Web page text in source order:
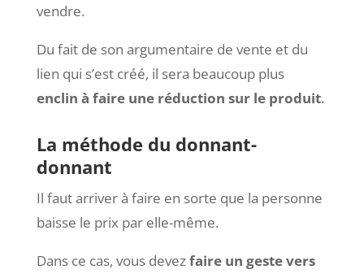
vendre.
Du fait de son argumentaire de vente et du
lien qui s’est créé, il sera beaucoup plus
enclin à faire une réduction sur le produit.
La méthode du donnant-
donnant
Il faut arriver à faire en sorte que la personne
baisse le prix par elle-même.
Dans ce cas, vous devezfaire un geste vers